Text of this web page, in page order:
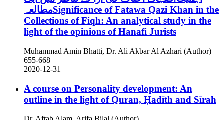
مطالعہSignificance of Fatawa Qazi Khan in the
Collections of Fiqh: An analytical study in the
light of the opinions of Hanafi Jurists
Muhammad Amin Bhatti, Dr. Ali Akbar Al Azhari (Author)
655-668
2020-12-31
A course on Personality development: An
outline in the light of Quran, Ḥadīth and Sīrah